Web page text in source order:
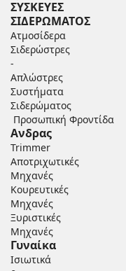
ΣΥΣΚΕΥΕΣ
ΣΙΔΕΡΩΜΑΤΟΣ
Ατμοσίδερα
Σιδερώστρες
-
Απλώστρες
Συστήματα
Σιδερώματος
Προσωπική Φροντίδα
Ανδρας
Trimmer
Αποτριχωτικές
Μηχανές
Κουρευτικές
Μηχανές
Ξυριστικές
Μηχανές
Γυναίκα
Ισιωτικά